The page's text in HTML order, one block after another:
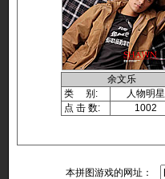
余文乐
类 别:
人物明星
点 击 数:
1002
本拼图游戏的网址：